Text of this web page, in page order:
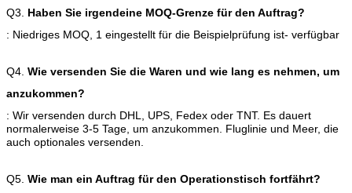
Q3. Haben Sie irgendeine MOQ-Grenze für den Auftrag?
: Niedriges MOQ, 1 eingestellt für die Beispielprüfung ist- verfügbar
Q4. Wie versenden Sie die Waren und wie lang es nehmen, um
anzukommen?
: Wir versenden durch DHL, UPS, Fedex oder TNT. Es dauert
normalerweise 3-5 Tage, um anzukommen. Fluglinie und Meer, die
auch optionales versenden.
Q5. Wie man ein Auftrag für den Operationstisch fortfährt?